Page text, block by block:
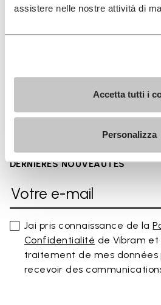
assistere nelle nostre attività di
Accetta tutti i
Personalizza
+ 2 couleurs
Price reduced from
100,00
50,00
+ 2
You've seen 8
INSCRIVEZ-VOUS POUR NE PAS
DERNIÈRES NOUVEAUTÉS
Jai pris connaissance de la
Confidentialité de Vibram
traitement de mes données
recevoir des